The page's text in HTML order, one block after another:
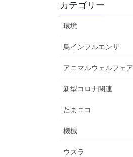
カテゴリー
環境
鳥インフルエンザ
アニマルウェルフェア
新型コロナ関連
たまニコ
機械
ウズラ